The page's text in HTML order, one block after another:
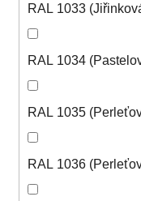
RAL 1033
RAL 1034
RAL 1035
RAL 1036